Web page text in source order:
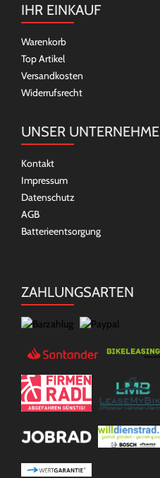
IHR EINKAUF
Warenkorb
Top Artikel
Versandkosten
Widerrufsrecht
UNSER
Kontakt
Impressum
Datenschutz
AGB
Batterieentsorgung
ZAHLUNGSARTEN